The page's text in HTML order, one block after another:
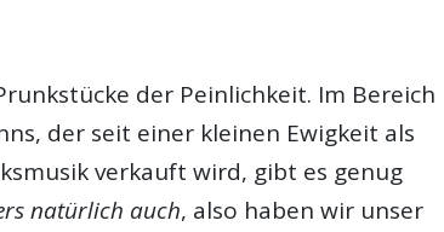
der Peinlichkeit. Im Bereich
der seit einer kleinen Ewigkeit als
verkauft wird, gibt es genug
natürlich auch, also haben wir unser